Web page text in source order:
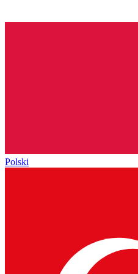
Polski